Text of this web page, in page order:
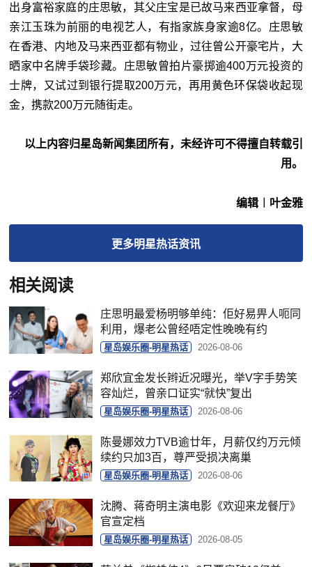
出身富裕家庭的庄思敏，其父庄宝是已故马来西亚拿督，母
亲江玉珠为前丽的电视艺人，有指家族身家逾8亿。庄思敏
在香港、内地及马来西亚都有物业，过往曾公开豪宅片，大
晒家中名牌手袋珍藏。庄思敏曾拍片豪掷逾400万元投资的
士牌，又试过到银行提取200万元，再用黄色环保袋收起现
金，携款200万元随街走。
以上内容归星岛新闻集团所有，未经许可不得擅自转载引
用。
编辑︱叶金雅
更多明星热话资讯
相关阅读
庄思明最爱杨明够单纯：佢好易畀人呃同
利用，爆老公曾经唔定性晚晚有约
星岛娱乐圈-明星热话 2026-08-06
郑欣宜金发长辫近况曝光，举V字手势笑
容灿烂，曾亲口证实“就快”复出
星岛娱乐圈-明星热话 2026-08-06
陈曼娜效力TVB逾廿年，月薪仅约万元倾
续约只加3百，尊严受损决离巢
星岛娱乐圈-明星热话 2026-08-06
沈腾、蒋奇明主演电影《欢迎来龙餐厅》
官宣定档
星岛娱乐圈-明星热话 2026-08-05